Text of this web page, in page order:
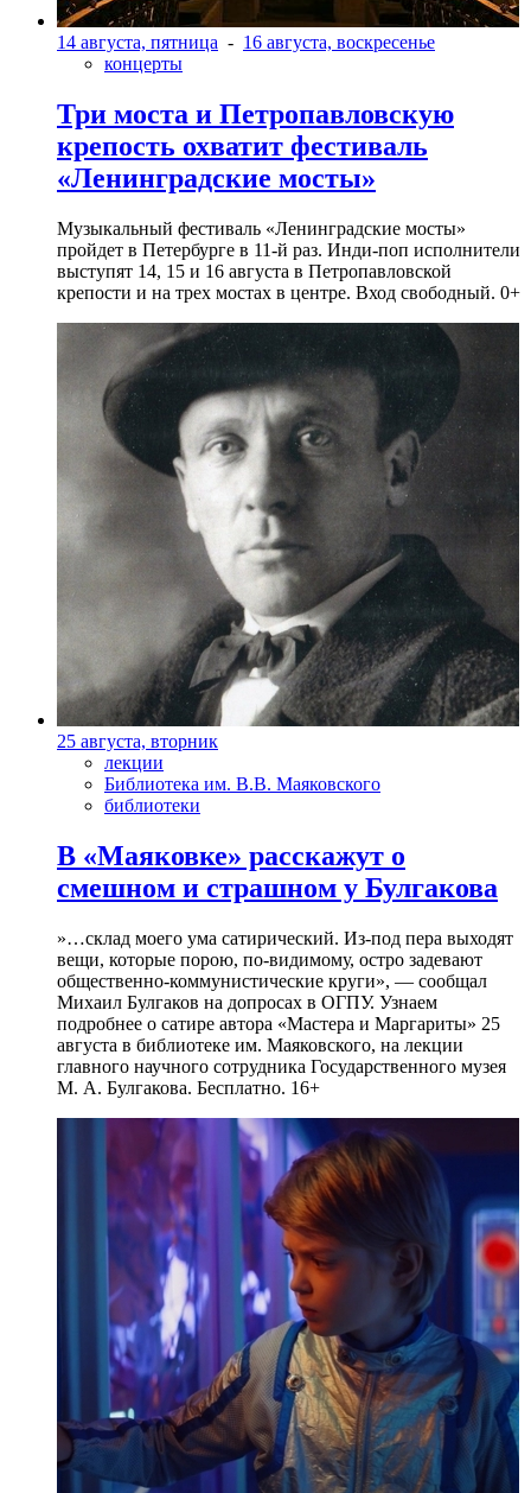
14 августа, пятница - 16 августа, воскресенье
концерты
Три моста и Петропавловскую
крепость охватит фестиваль
«Ленинградские мосты»
Музыкальный фестиваль «Ленинградские мосты»
пройдет в Петербурге в 11-й раз. Инди-поп исполнители
выступят 14, 15 и 16 августа в Петропавловской
крепости и на трех мостах в центре. Вход свободный. 0+
25 августа, вторник
лекции
Библиотека им. В.В. Маяковского
библиотеки
В «Маяковке» расскажут о
смешном и страшном у Булгакова
»…склад моего ума сатирический. Из-под пера выходят
вещи, которые порою, по-видимому, остро задевают
общественно-коммунистические круги», — сообщал
Михаил Булгаков на допросах в ОГПУ. Узнаем
подробнее о сатире автора «Мастера и Маргариты» 25
августа в библиотеке им. Маяковского, на лекции
главного научного сотрудника Государственного музея
М. А. Булгакова. Бесплатно. 16+